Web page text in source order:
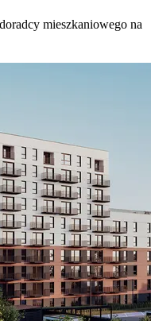
doradcy mieszkaniowego na